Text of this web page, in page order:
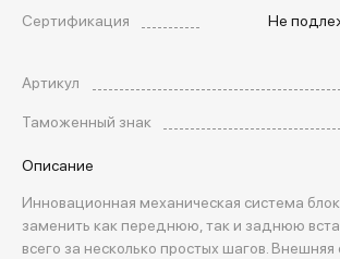
+7 (495) 139-66-00
обратный звонок
Сертификация
Не
Артикул
Таможенный знак
Описание
Инновационная механическая система
заменить как переднюю, так и заднюю
всего за несколько простых шагов. Внешняя